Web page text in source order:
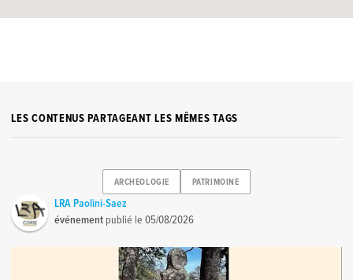
LES CONTENUS PARTAGEANT LES MÊMES TAGS
ARCHEOLOGIE PATRIMOINE
LRA Paolini-Saez
événement publié le05/08/2026